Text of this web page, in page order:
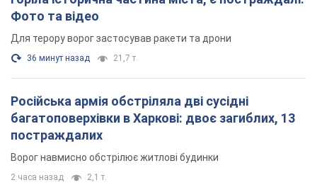
Фото та відео
Для терору ворог застосував ракети та дрони
36 минут назад 21,7 т.
Російська армія обстріляла дві сусідні
багатоповерхівки в Харкові: двоє загиблих, 13
постраждалих
Ворог навмисно обстрілює житлові будинки
2 часа назад 2,1 т.